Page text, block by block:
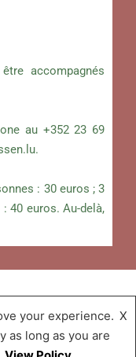
accompagnés
au +352 23 69
.
: 30 euros ; 3
40 euros. Au-delà,
powered by
your experience.
as long as you are
X